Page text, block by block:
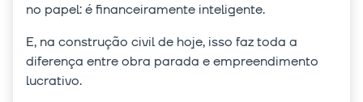
no papel: é financeiramente inteligente.
E, na construção civil de hoje, isso faz toda a
diferença entre obra parada e empreendimento
lucrativo.